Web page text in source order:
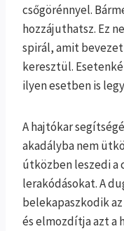
csőgörénnyel.
hozzájuthatsz. Ez
spirál, amit
keresztül.
ilyen esetben is
A hajtókar
akadályba nem
útközben leszedi a
lerakódásokat. A
belekapaszkodik
és elmozdítja azt a